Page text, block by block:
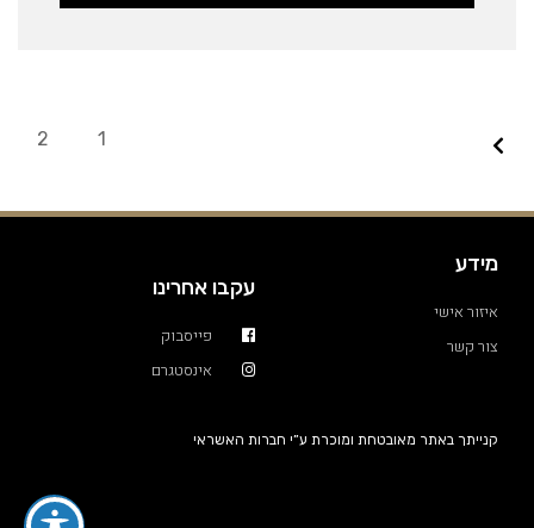
1
2
מידע
איזור אישי
צור קשר
עקבו אחרינו
פייסבוק
אינסטגרם
קנייתך באתר מאובטחת ומוכרת ע”י חברות האשראי